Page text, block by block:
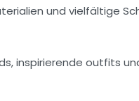
und vielfältige